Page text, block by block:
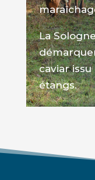
La
caviar
étangs.